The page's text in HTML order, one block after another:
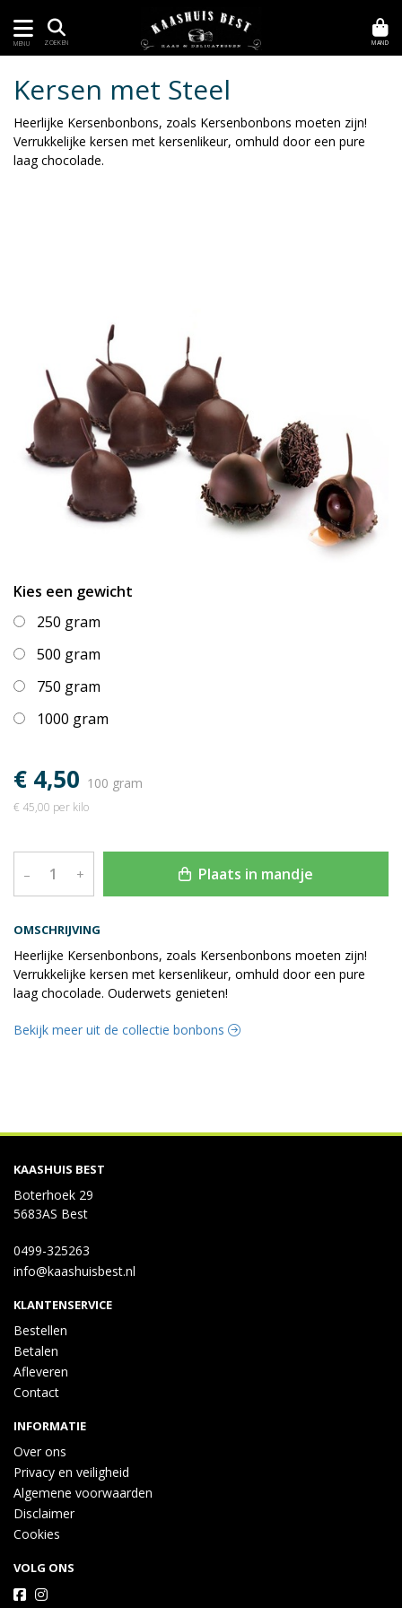
MENU ZOEKEN MAND
OMSCHRIJVING
Heerlijke Kersenbonbons, zoals Kersenbonbons moeten zijn!
Verrukkelijke kersen met kersenlikeur, omhuld door een pure
laag chocolade. Ouderwets genieten!
Kersen met Steel
Heerlijke Kersenbonbons, zoals Kersenbonbons moeten zijn!
Verrukkelijke kersen met kersenlikeur, omhuld door een pure
laag chocolade.
Kies een gewicht
250 gram
500 gram
750 gram
1000 gram
€ 4,50 100 gram
€ 45,00 per kilo
– + Plaats in mandje
Bekijk meer uit de collectie bonbons
KAASHUIS BEST
Boterhoek 29
5683AS Best
0499-325263
info@kaashuisbest.nl
KLANTENSERVICE
Bestellen
Betalen
Afleveren
Contact
INFORMATIE
Over ons
Privacy en veiligheid
Algemene voorwaarden
Disclaimer
Cookies
VOLG ONS